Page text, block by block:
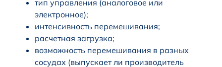
тип управления (аналоговое или
электронное);
интенсивность перемешивания;
расчетная загрузка;
возможность перемешивания в разных
сосудах (выпускает ли производитель